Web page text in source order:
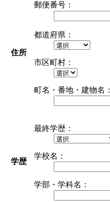
住所
郵便番号：
都道府県：
市区町村：
町名・番地・建物名：
学歴
最終学歴：
学校名：
学部・学科名：